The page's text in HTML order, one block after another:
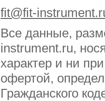
fit@fit-
Все данные,
instrument.ru,
характер и ни
офертой,
Гражданского